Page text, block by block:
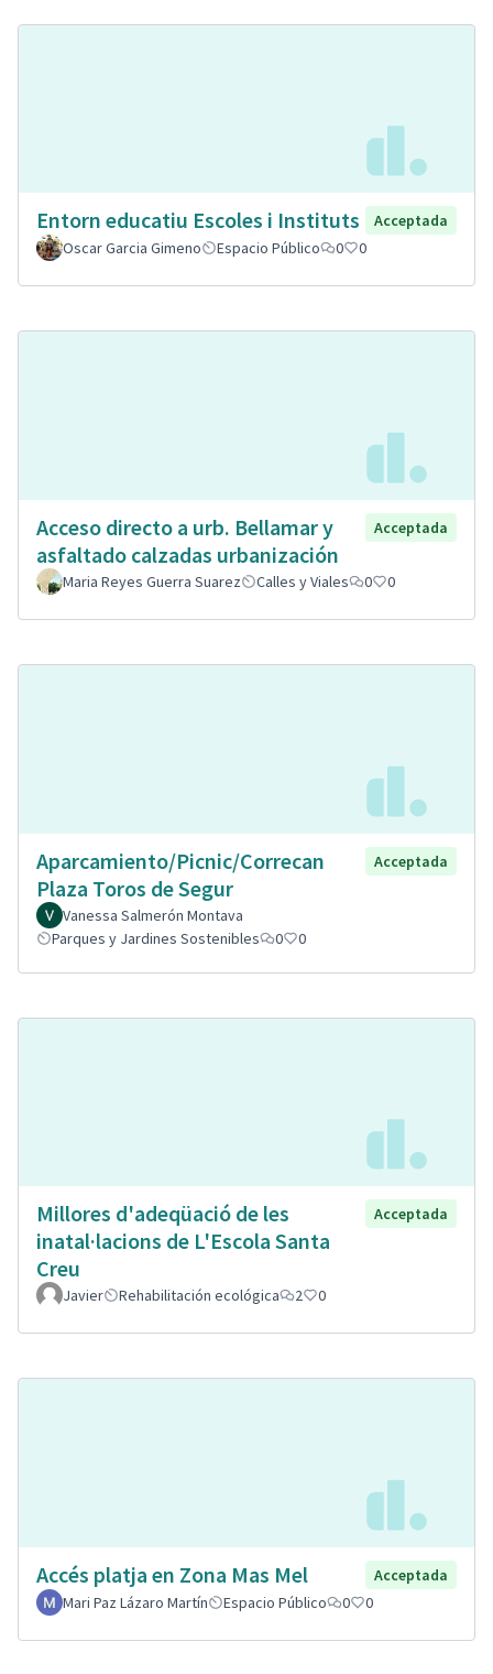
Entorn educatiu Escoles i Instituts
Acceptada
Oscar Garcia Gimeno
Espacio Público 0 0
Acceso directo a urb. Bellamar y
asfaltado calzadas urbanización
Acceptada
Maria Reyes Guerra Suarez Calles y Viales 0 0
Aparcamiento/Picnic/Correcan
Plaza Toros de Segur
Acceptada
Vanessa Salmerón Montava
Parques y Jardines Sostenibles
0 0
Millores d'adeqüació de les
inatal·lacions de L'Escola Santa
Creu
Acceptada
Javier Rehabilitación ecológica 2 0
Accés platja en Zona Mas Mel
Acceptada
Mari Paz Lázaro Martín
Espacio Público 0 0